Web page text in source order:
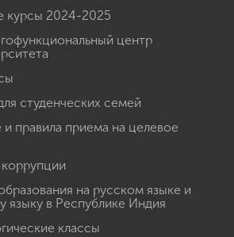
курсы 2024-2025
центр
студенческих семей
правила приема на целевое
на русском языке и
языку в Республике Индия
классы